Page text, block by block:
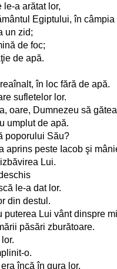
a arătat lor,
Egiptului, în câmpia
un zid;
de foc;
de apă.
în loc fără de apă.
sufletelor lor.
oare, Dumnezeu să
umplut de apă.
poporului Său?
aprins peste Iacob şi
Lui.
le-a dat lor.
din destul.
puterea Lui vânt dinspre
păsări zburătoare.
o.
încă în gura lor,